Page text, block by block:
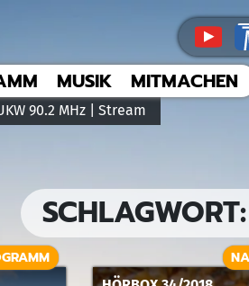
90.2 MHz | Stream
MUSIK MITMACHEN
SCHLAGWORT: